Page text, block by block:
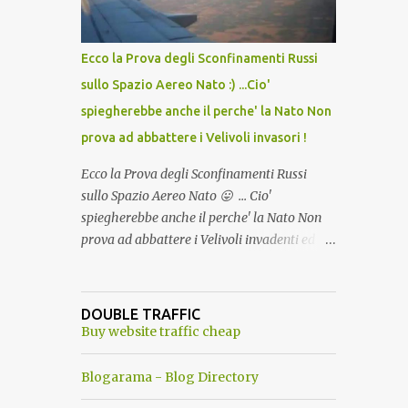
del Capo, era "spettacolare Ghiacciato, ma
andava bene anche, a Temperatura
Ambiente"! Riproponiamo l'articolo per NON
Ecco la Prova degli Sconfinamenti Russi
sullo Spazio Aereo Nato :) ...Cio'
spiegherebbe anche il perche' la Nato Non
prova ad abbattere i Velivoli invasori !
Ecco la Prova degli Sconfinamenti Russi
sullo Spazio Aereo Nato 😛 ... Cio'
spiegherebbe anche il perche' la Nato Non
prova ad abbattere i Velivoli invadenti ed
alcuna notizia di un'invasione dello spazio
aereo NATO da parte di un robot chiamato
ancora una fantasia Nato o forse una "False
DOUBLE TRAFFIC
Buy website traffic cheap
Blogarama - Blog Directory